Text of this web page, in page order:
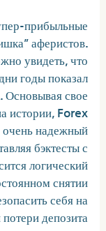
прибыльные
аферистов.
увидеть, что
годы показал
свое
истории, Forex
очень надежный
бэктесты с
логический
снятии
себя на
депозита.